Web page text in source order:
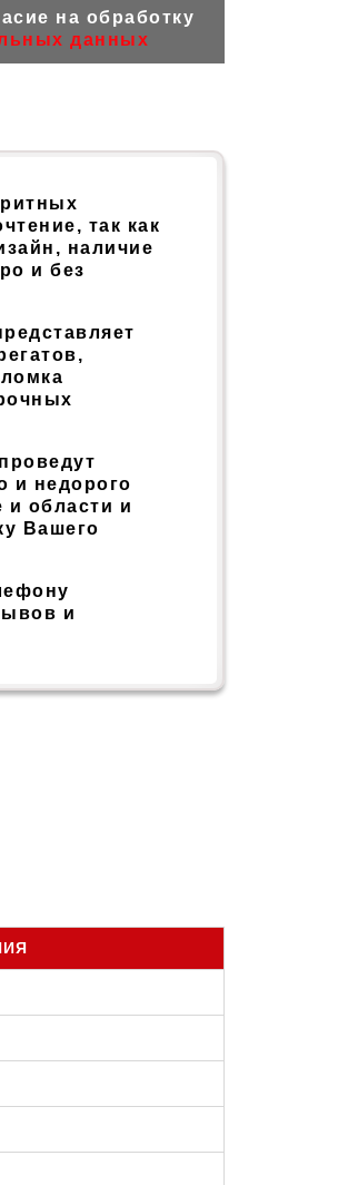
на обработку
данных
так как
наличие
и без
и недорого
и области и
Вашего
и